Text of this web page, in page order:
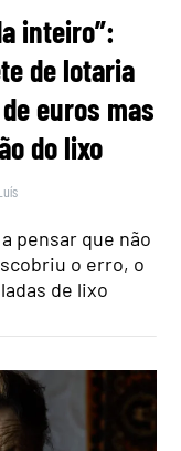
inteiro”:
de lotaria
euros mas
do lixo
pensar que não
o erro, o
de lixo